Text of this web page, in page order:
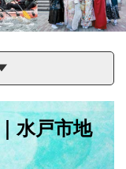
水戸市地